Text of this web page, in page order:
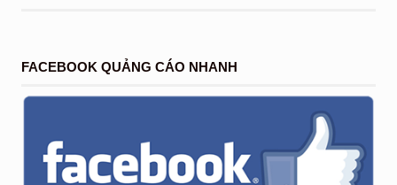
FACEBOOK QUẢNG CÁO NHANH